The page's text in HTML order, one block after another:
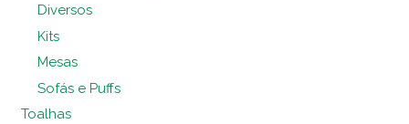
Diversos
Kits
Mesas
Sofás e Puffs
Toalhas